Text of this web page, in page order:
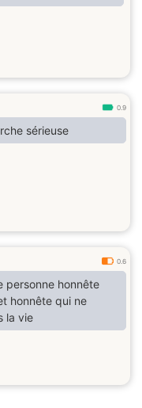
0.9
sérieuse
0.6
personne honnête
honnête qui ne
la vie